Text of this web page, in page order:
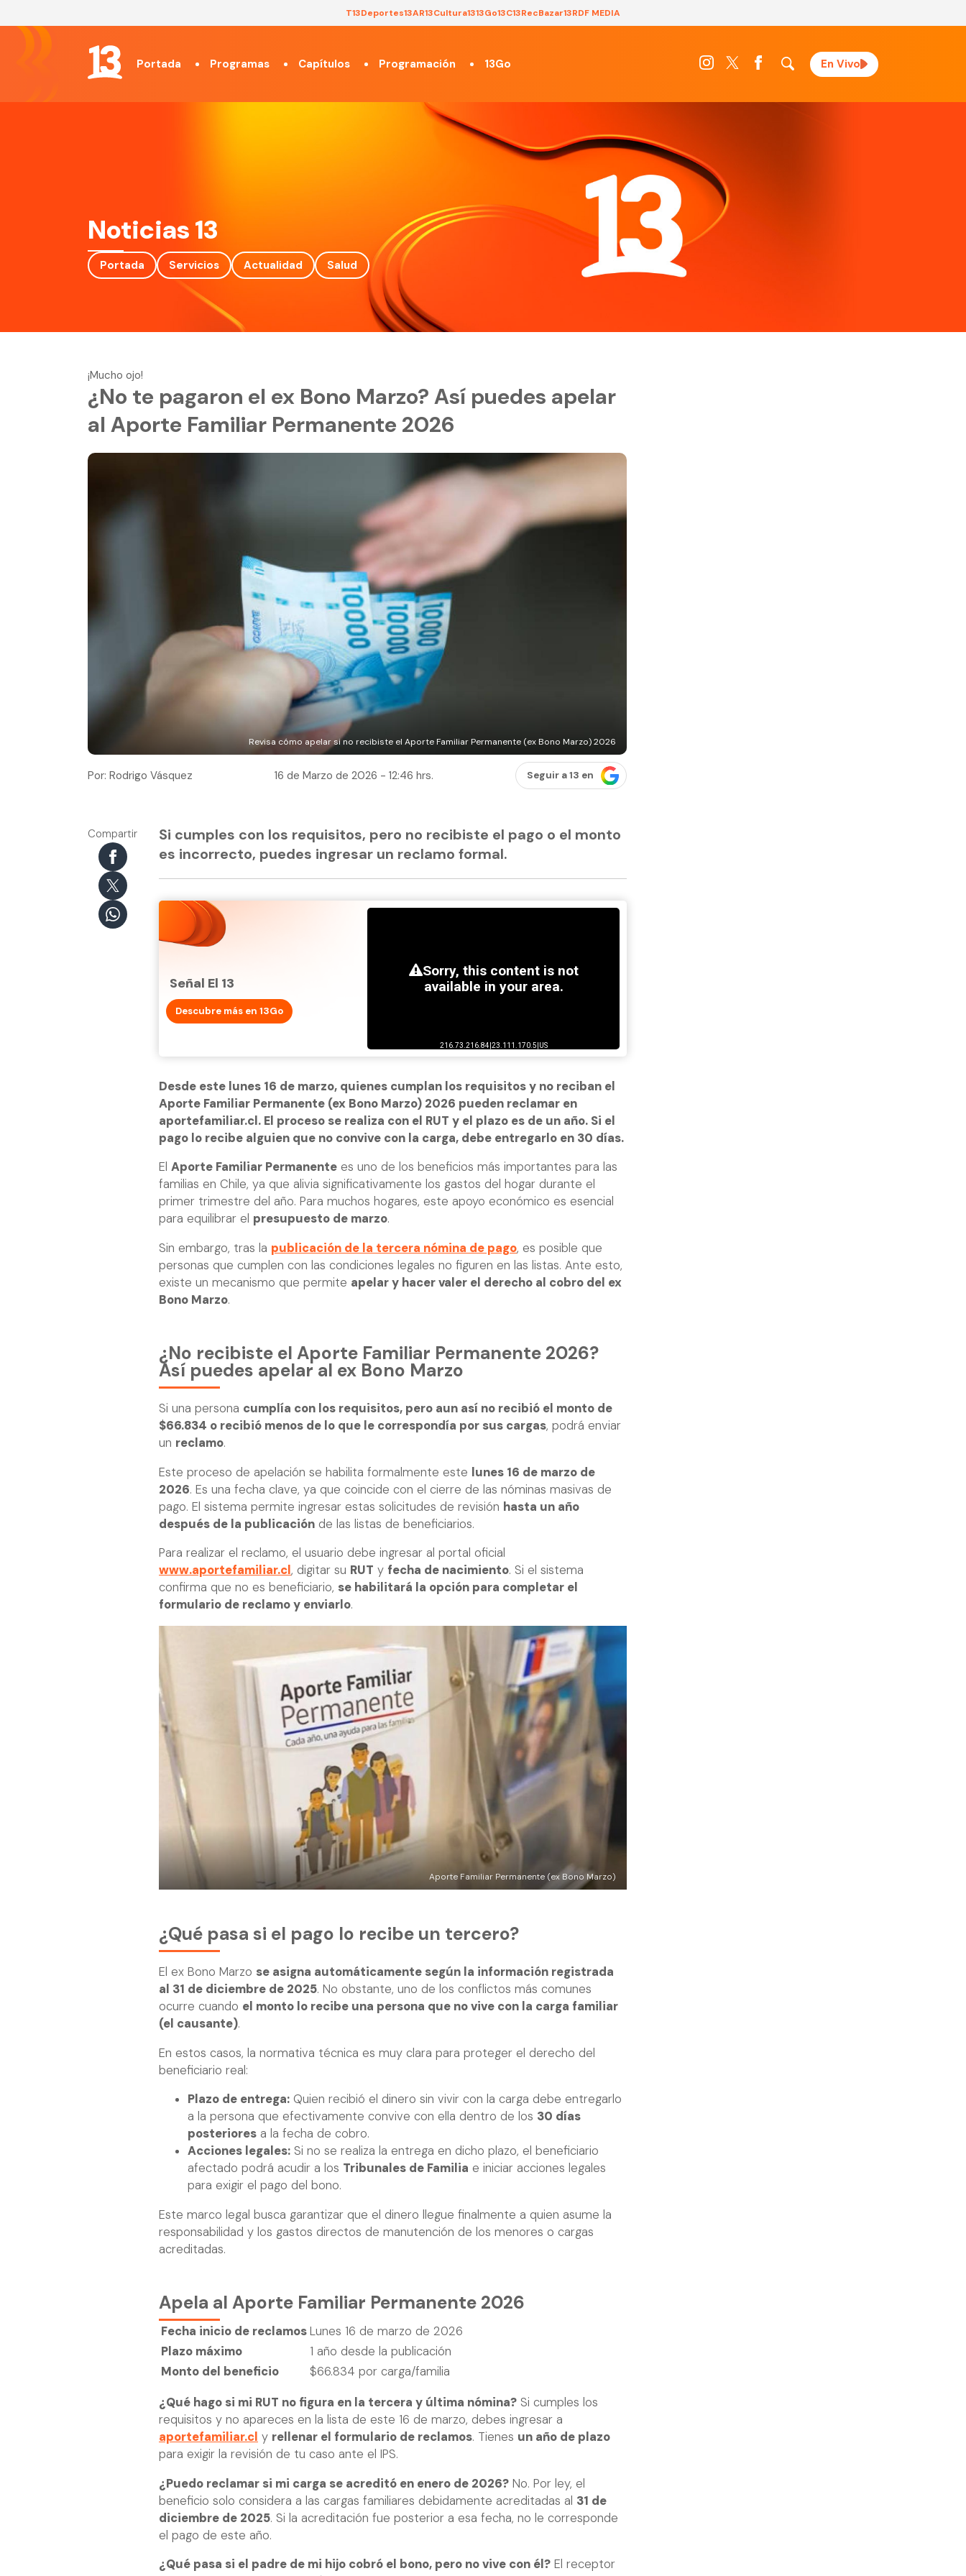
T13Deportes13AR13Cultura1313Go13C13RecBazar13RDF MEDIA
Portada Programas Capítulos Programación 13Go En Vivo
Noticias 13
Portada Servicios Actualidad Salud
¡Mucho ojo!
¿No te pagaron el ex Bono Marzo? Así puedes apelar
al Aporte Familiar Permanente 2026
Revisa cómo apelar si no recibiste el Aporte Familiar Permanente (ex Bono Marzo) 2026
Por: Rodrigo Vásquez 16 de Marzo de 2026 - 12:46 hrs. Seguir a 13 en
Compartir
Si cumples con los requisitos, pero no recibiste el pago o el monto
es incorrecto, puedes ingresar un reclamo formal.
Señal El 13
Descubre más en 13Go
Desde este lunes 16 de marzo, quienes cumplan los requisitos y no reciban el
Aporte Familiar Permanente (ex Bono Marzo) 2026 pueden reclamar en
aportefamiliar.cl. El proceso se realiza con el RUT y el plazo es de un año. Si el
pago lo recibe alguien que no convive con la carga, debe entregarlo en 30 días.
El Aporte Familiar Permanente es uno de los beneficios más importantes para las
familias en Chile, ya que alivia significativamente los gastos del hogar durante el
primer trimestre del año. Para muchos hogares, este apoyo económico es esencial
para equilibrar el presupuesto de marzo.
Sin embargo, tras la publicación de la tercera nómina de pago, es posible que
personas que cumplen con las condiciones legales no figuren en las listas. Ante esto,
existe un mecanismo que permite apelar y hacer valer el derecho al cobro del ex
Bono Marzo.
¿No recibiste el Aporte Familiar Permanente 2026?
Así puedes apelar al ex Bono Marzo
Si una persona cumplía con los requisitos, pero aun así no recibió el monto de
$66.834 o recibió menos de lo que le correspondía por sus cargas, podrá enviar
un reclamo.
Este proceso de apelación se habilita formalmente este lunes 16 de marzo de
2026. Es una fecha clave, ya que coincide con el cierre de las nóminas masivas de
pago. El sistema permite ingresar estas solicitudes de revisión hasta un año
después de la publicación de las listas de beneficiarios.
Para realizar el reclamo, el usuario debe ingresar al portal oficial
www.aportefamiliar.cl, digitar su RUT y fecha de nacimiento. Si el sistema
confirma que no es beneficiario, se habilitará la opción para completar el
formulario de reclamo y enviarlo.
Aporte Familiar Permanente (ex Bono Marzo)
¿Qué pasa si el pago lo recibe un tercero?
El ex Bono Marzo se asigna automáticamente según la información registrada
al 31 de diciembre de 2025. No obstante, uno de los conflictos más comunes
ocurre cuando el monto lo recibe una persona que no vive con la carga familiar
(el causante).
En estos casos, la normativa técnica es muy clara para proteger el derecho del
beneficiario real:
Plazo de entrega: Quien recibió el dinero sin vivir con la carga debe entregarlo
a la persona que efectivamente convive con ella dentro de los 30 días
posteriores a la fecha de cobro.
Acciones legales: Si no se realiza la entrega en dicho plazo, el beneficiario
afectado podrá acudir a los Tribunales de Familia e iniciar acciones legales
para exigir el pago del bono.
Este marco legal busca garantizar que el dinero llegue finalmente a quien asume la
responsabilidad y los gastos directos de manutención de los menores o cargas
acreditadas.
Apela al Aporte Familiar Permanente 2026
Fecha inicio de reclamosLunes 16 de marzo de 2026
Plazo máximo
1 año desde la publicación
Monto del beneficio
$66.834 por carga/familia
¿Qué hago si mi RUT no figura en la tercera y última nómina? Si cumples los
requisitos y no apareces en la lista de este 16 de marzo, debes ingresar a
aportefamiliar.cl y rellenar el formulario de reclamos. Tienes un año de plazo
para exigir la revisión de tu caso ante el IPS.
¿Puedo reclamar si mi carga se acreditó en enero de 2026? No. Por ley, el
beneficio solo considera a las cargas familiares debidamente acreditadas al 31 de
diciembre de 2025. Si la acreditación fue posterior a esa fecha, no le corresponde
el pago de este año.
¿Qué pasa si el padre de mi hijo cobró el bono, pero no vive con él? El receptor